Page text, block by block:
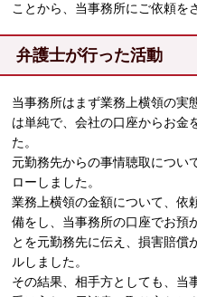
ことから、当事務所にご依頼を
弁護士が行った活動
当事務所はまず業務上横領の実
は単純で、会社の口座からお金
た。
元勤務先からの事情聴取につい
ローしました。
業務上横領の金額について、依
備をし、当事務所の口座でお預
とを元勤務先に伝え、損害賠償
ルしました。
その結果、相手方としても、当